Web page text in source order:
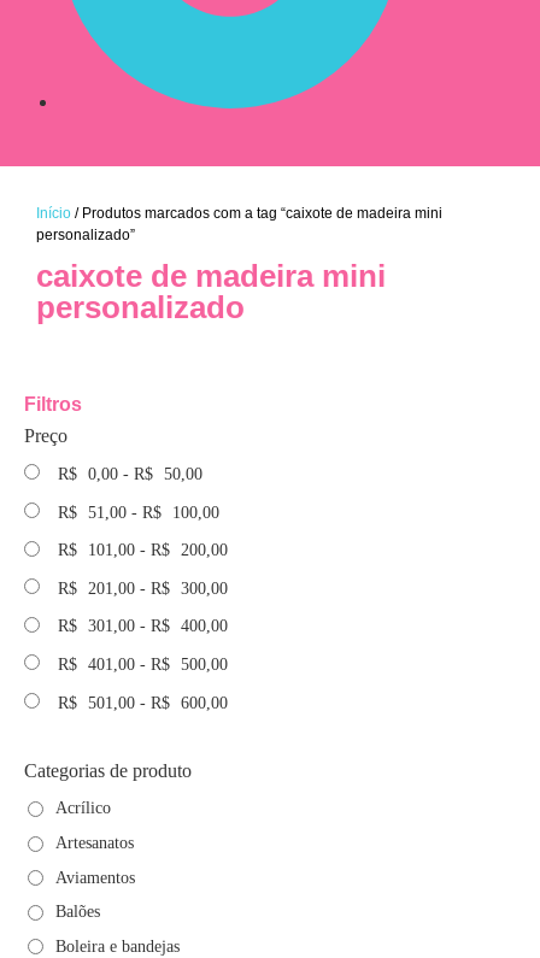
Início / Produtos marcados com a tag “caixote de madeira mini
personalizado”
caixote de madeira mini
personalizado
Filtros
Preço
R$ 0,00 - R$ 50,00
R$ 51,00 - R$ 100,00
R$ 101,00 - R$ 200,00
R$ 201,00 - R$ 300,00
R$ 301,00 - R$ 400,00
R$ 401,00 - R$ 500,00
R$ 501,00 - R$ 600,00
Categorias de produto
Acrílico
Artesanatos
Aviamentos
Balões
Boleira e bandejas